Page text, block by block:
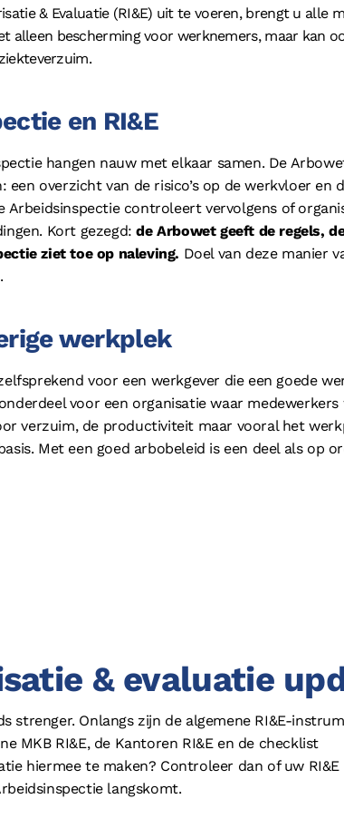
& Evaluatie (RI&E) uit te voeren, brengt u alle
alleen bescherming voor werknemers, maar kan
en RI&E
hangen nauw met elkaar samen. De
een overzicht van de risico’s op de werkvloer en
Arbeidsinspectie controleert vervolgens of
Kort gezegd:de Arbowet geeft de regels,
ziet toe op naleving. Doel van deze manier
werkplek
voor een werkgever die een goede
voor een organisatie waar medewerkers
verzuim, de productiviteit maar vooral het
Met een goed arbobeleid is een deel als op
& evaluatie
strenger. Onlangs zijn de algemene RI&E-
MKB RI&E, de Kantoren RI&E en de checklist
hiermee te maken? Controleer dan of uw
langskomt.